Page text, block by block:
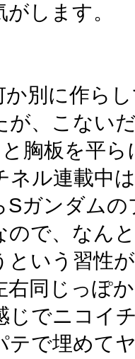
します。
か別に作ら
が、こない
胸板を平
ネル連載中
Sガンダム
ので、なん
という習性
右同じっぽ
じでニコイ
テで埋めて